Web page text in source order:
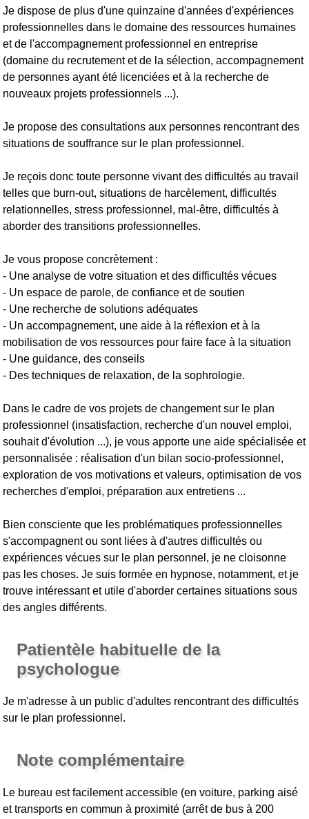
Je dispose de plus d'une quinzaine d'années d'expériences
professionnelles dans le domaine des ressources humaines
et de l'accompagnement professionnel en entreprise
(domaine du recrutement et de la sélection, accompagnement
de personnes ayant été licenciées et à la recherche de
nouveaux projets professionnels ...).
Je propose des consultations aux personnes rencontrant des
situations de souffrance sur le plan professionnel.
Je reçois donc toute personne vivant des difficultés au travail
telles que burn-out, situations de harcèlement, difficultés
relationnelles, stress professionnel, mal-être, difficultés à
aborder des transitions professionnelles.
Je vous propose concrètement :
- Une analyse de votre situation et des difficultés vécues
- Un espace de parole, de confiance et de soutien
- Une recherche de solutions adéquates
- Un accompagnement, une aide à la réflexion et à la
mobilisation de vos ressources pour faire face à la situation
- Une guidance, des conseils
- Des techniques de relaxation, de la sophrologie.
Dans le cadre de vos projets de changement sur le plan
professionnel (insatisfaction, recherche d'un nouvel emploi,
souhait d'évolution ...), je vous apporte une aide spécialisée et
personnalisée : réalisation d'un bilan socio-professionnel,
exploration de vos motivations et valeurs, optimisation de vos
recherches d'emploi, préparation aux entretiens ...
Bien consciente que les problématiques professionnelles
s'accompagnent ou sont liées à d'autres difficultés ou
expériences vécues sur le plan personnel, je ne cloisonne
pas les choses. Je suis formée en hypnose, notamment, et je
trouve intéressant et utile d'aborder certaines situations sous
des angles différents.
Patientèle habituelle de la
psychologue
Je m'adresse à un public d'adultes rencontrant des difficultés
sur le plan professionnel.
Note complémentaire
Le bureau est facilement accessible (en voiture, parking aisé
et transports en commun à proximité (arrêt de bus à 200